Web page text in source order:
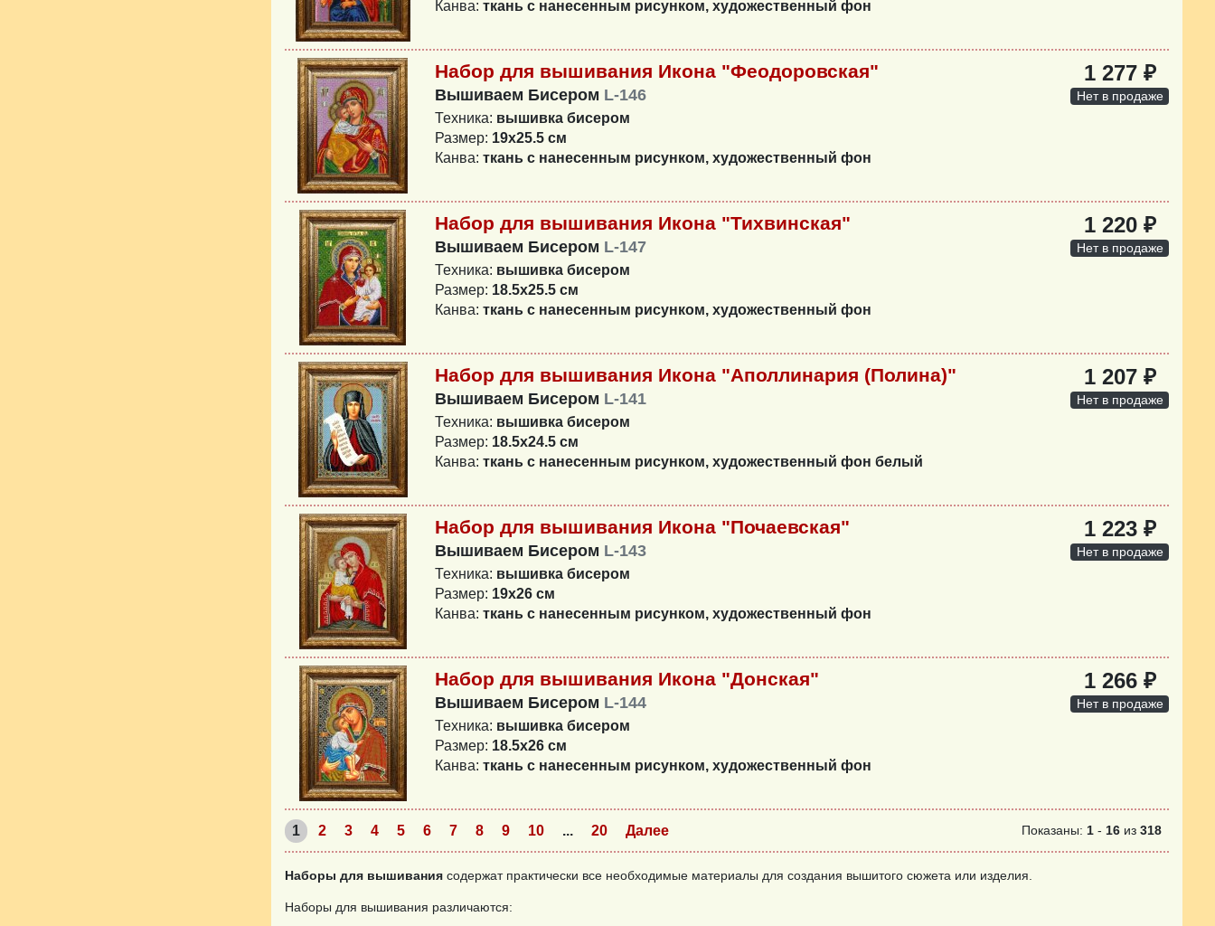
Канва: ткань с нанесенным рисунком, художественный фон
Набор для вышивания Икона "Феодоровская"
Вышиваем Бисером L-146
Техника: вышивка бисером
Размер: 19х25.5 см
Канва: ткань с нанесенным рисунком, художественный фон
1 277 ₽
Нет в продаже
Набор для вышивания Икона "Тихвинская"
Вышиваем Бисером L-147
Техника: вышивка бисером
Размер: 18.5х25.5 см
Канва: ткань с нанесенным рисунком, художественный фон
1 220 ₽
Нет в продаже
Набор для вышивания Икона "Аполлинария (Полина)"
Вышиваем Бисером L-141
Техника: вышивка бисером
Размер: 18.5х24.5 см
Канва: ткань с нанесенным рисунком, художественный фон белый
1 207 ₽
Нет в продаже
Набор для вышивания Икона "Почаевская"
Вышиваем Бисером L-143
Техника: вышивка бисером
Размер: 19х26 см
Канва: ткань с нанесенным рисунком, художественный фон
1 223 ₽
Нет в продаже
Набор для вышивания Икона "Донская"
Вышиваем Бисером L-144
Техника: вышивка бисером
Размер: 18.5х26 см
Канва: ткань с нанесенным рисунком, художественный фон
1 266 ₽
Нет в продаже
1 2 3 4 5 6 7 8 9 10 ... 20 Далее Показаны: 1 - 16 из 318
Наборы для вышивания содержат практически все необходимые материалы для создания вышитого сюжета или изделия.
Наборы для вышивания различаются: